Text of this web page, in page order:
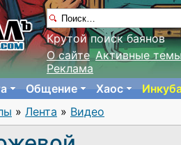
Крутой поиск баянов
О сайте Активные
Реклама
Общение Хаос
» Лента » Видео